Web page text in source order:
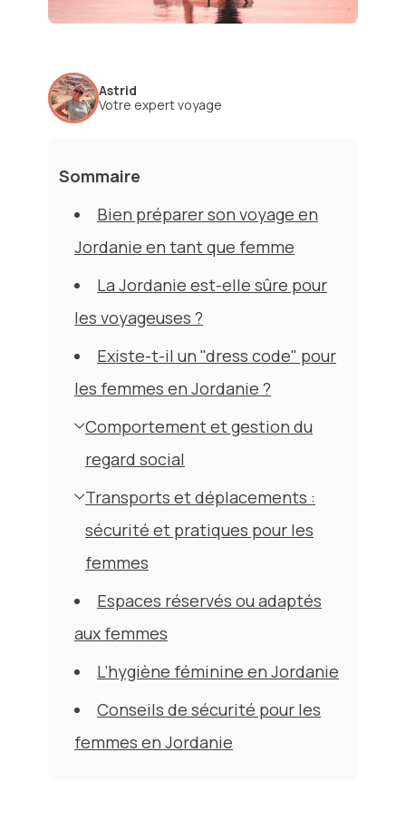
Astrid
Votre expert voyage
Sommaire
Bien préparer son voyage en
Jordanie en tant que femme
La Jordanie est-elle sûre pour
les voyageuses ?
Existe-t-il un "dress code" pour
les femmes en Jordanie ?
Comportement et gestion du
regard social
Transports et déplacements :
sécurité et pratiques pour les
femmes
Espaces réservés ou adaptés
aux femmes
L’hygiène féminine en Jordanie
Conseils de sécurité pour les
femmes en Jordanie